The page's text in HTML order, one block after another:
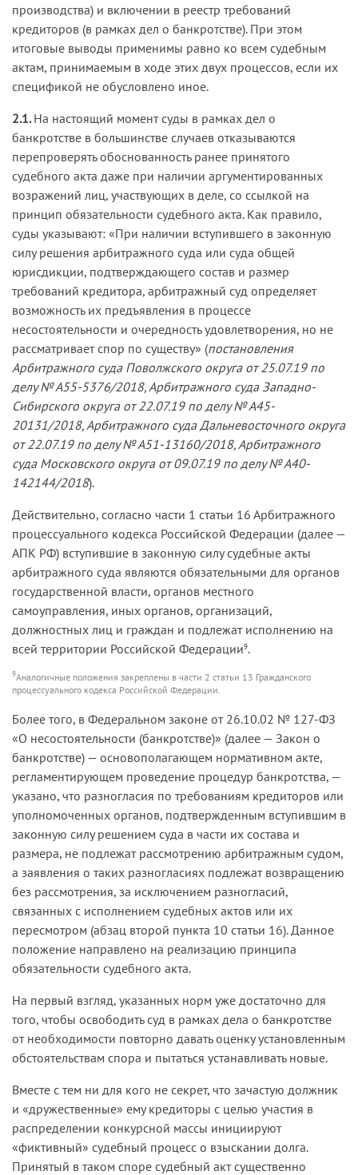
производства) и включении в реестр требований
кредиторов (в рамках дел о банкротстве). При этом
итоговые выводы применимы равно ко всем судебным
актам, принимаемым в ходе этих двух процессов, если их
спецификой не обусловлено иное.
2.1.На настоящий момент суды в рамках дел о
банкротстве в большинстве случаев отказываются
перепроверять обоснованность ранее принятого
судебного акта даже при наличии аргументированных
возражений лиц, участвующих в деле, со ссылкой на
принцип обязательности судебного акта. Как правило,
суды указывают: «При наличии вступившего в законную
силу решения арбитражного суда или суда общей
юрисдикции, подтверждающего состав и размер
требований кредитора, арбитражный суд определяет
возможность их предъявления в процессе
несостоятельности и очередность удовлетворения, но не
рассматривает спор по существу» (постановления
Арбитражного суда Поволжского округа от 25.07.19 по
делу № А55-5376/2018, Арбитражного суда Западно-
Сибирского округа от 22.07.19 по делу № А45-
20131/2018, Арбитражного суда Дальневосточного округа
от 22.07.19 по делу № А51-13160/2018, Арбитражного
суда Московского округа от 09.07.19 по делу № А40-
142144/2018).
Действительно, согласно части 1 статьи 16 Арбитражного
процессуального кодекса Российской Федерации (далее —
АПК РФ) вступившие в законную силу судебные акты
арбитражного суда являются обязательными для органов
государственной власти, органов местного
самоуправления, иных органов, организаций,
должностных лиц и граждан и подлежат исполнению на
всей территории Российской Федерации9.
9Аналогичные положения закреплены в части 2 статьи 13 Гражданского
процессуального кодекса Российской Федерации.
Более того, в Федеральном законе от 26.10.02 № 127-ФЗ
«О несостоятельности (банкротстве)» (далее — Закон о
банкротстве) — основополагающем нормативном акте,
регламентирующем проведение процедур банкротства, —
указано, что разногласия по требованиям кредиторов или
уполномоченных органов, подтвержденным вступившим в
законную силу решением суда в части их состава и
размера, не подлежат рассмотрению арбитражным судом,
а заявления о таких разногласиях подлежат возвращению
без рассмотрения, за исключением разногласий,
связанных с исполнением судебных актов или их
пересмотром (абзац второй пункта 10 статьи 16). Данное
положение направлено на реализацию принципа
обязательности судебного акта.
На первый взгляд, указанных норм уже достаточно для
того, чтобы освободить суд в рамках дела о банкротстве
от необходимости повторно давать оценку установленным
обстоятельствам спора и пытаться устанавливать новые.
Вместе с тем ни для кого не секрет, что зачастую должник
и «дружественные» ему кредиторы с целью участия в
распределении конкурсной массы инициируют
«фиктивный» судебный процесс о взыскании долга.
Принятый в таком споре судебный акт существенно